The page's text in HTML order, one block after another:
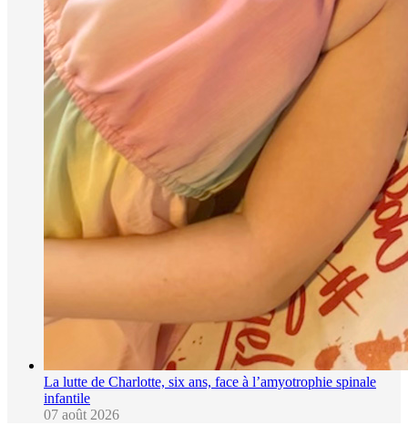
La lutte de Charlotte, six ans, face à l’amyotrophie spinale
infantile
07 août 2026